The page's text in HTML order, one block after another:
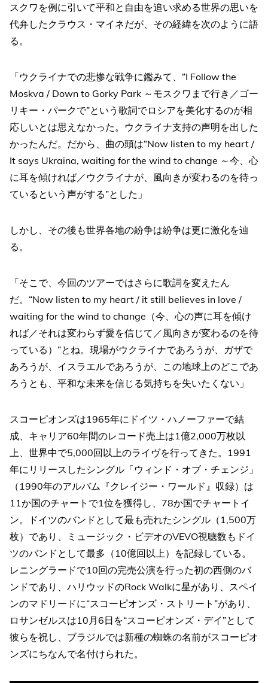
スクワを例に引いて平和と自由を追い求める世界の思いを
代弁したクラウス・マイネだが、その経緯を次のように語
る。
「ウクライナでの悲惨な戦争に鑑みて、“I Follow the
Moskva / Down to Gorky Park ～モスクワまで行き／ゴー
リキー・パークで”という歌詞でロシアを美化するのが相
応しいとは思えなかった。ウクライナ支持の声明を出した
かったんだ。だから、曲の頭は“Now listen to my heart /
It says Ukraina, waiting for the wind to change ～今、心
に耳を傾ければ／ウクライナが、風向きが変わるのを待っ
ているという声がする”とした」
しかし、その後も世界各地の紛争は紛争は更に激化を辿
る。
「そこで、今回のツアーではさらに歌詞を変えたん
だ。“Now listen to my heart / it still believes in love /
waiting for the wind to change（今、心の声に耳を傾け
れば／それは変わらず愛を信じて／風向きが変わるのを待
っている）”とね。現場がウクライナであろうが、ガザで
あろうが、イスラエルであろうが、この地球上のどこであ
ろうとも、平和な未来を信じる気持ちを失いたくない」
スコーピオンズは1965年にドイツ・ハノーファーで結
成、キャリア60年間のレコード売上は1億2,000万枚以
上、世界中で5,000回以上のライヴを行ってきた。1991
年にリリースしたシングル「ウィンド・オブ・チェンジ」
（1990年のアルバム『クレイジー・ワールド』収録）は
11か国のチャートで1位を獲得し、78か国でチャートイ
ン。ドイツのバンドとして最も売れたシングル（1,500万
枚）であり、ミュージック・ビデオのVEVO視聴数もドイ
ツのバンドとして最多（10億回以上）を記録している。
レニングラードで10回の完売公演を行った初の西側のバ
ンドであり、ハリウッドのRock Walkに星があり、スペイ
ンのマドリードに“スコーピオンズ・ストリート”があり、
ロサンゼルスは10月6日を“スコーピオンズ・デイ”として
彼らを祝し、ブラジルでは新種の蜘蛛の名前がスコーピオ
ンズにちなんで名付けられた。